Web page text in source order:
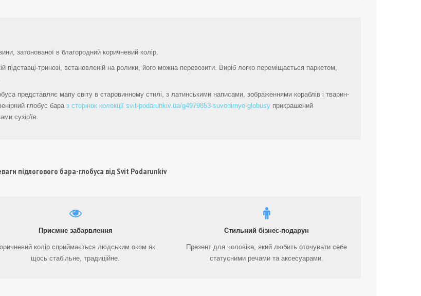
затонованої в благородний коричневий колір.
підставці-тринозі, встановленій на ролики, його можна перевозити. Виріб легко переміщається паркетом,
представляє мапу світу в старовинному стилі, з латинськими написами, зображеннями кораблів і тварин-
глобус бара з сторінок колекції svit-podarunkiv.ua/g4979853-suvenirnye-globusy прикрашений
сузір'їв.
підлогового бара-глобуса від Svit Podarunkiv
Приємне забарвлення
колір сприймається людським оком як
щось стабільне, традиційне.
Стильний бізнес-подарун
Презент для чоловіка, який любить оточувати себе
статусними речами та аксесуарами.